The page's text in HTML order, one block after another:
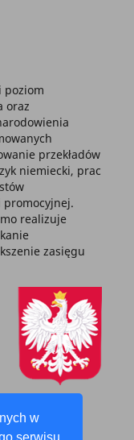
w
serwisu
poziom
oraz
przekładów
niemiecki, prac
promocyjnej.
realizuje
zasięgu